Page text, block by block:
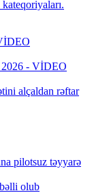
2026 - VİDEO
alçaldan rəftar
pilotsuz təyyarə
bəlli olub